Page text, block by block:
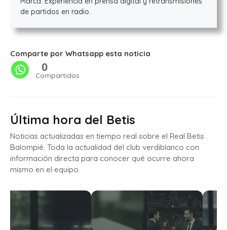
de partidos en radio.
Comparte por Whatsapp esta noticia
0
Compartidos
Última hora del Betis
Noticias actualizadas en tiempo real sobre el Real Betis
Balompié. Toda la actualidad del club verdiblanco con
información directa para conocer qué ocurre ahora
mismo en el equipo.